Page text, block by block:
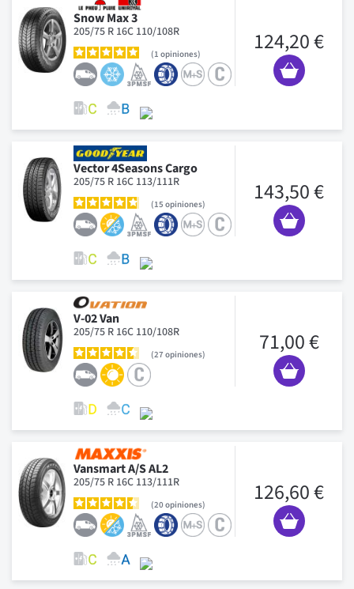
Snow Max 3
205/75 R 16C 110/108R
1 opiniones 124,20 €
Vector 4Seasons Cargo
205/75 R 16C 113/111R
15 opiniones 143,50 €
V-02 Van
205/75 R 16C 110/108R
27 opiniones 71,00 €
Vansmart A/S AL2
205/75 R 16C 113/111R
20opiniones 126,60 €